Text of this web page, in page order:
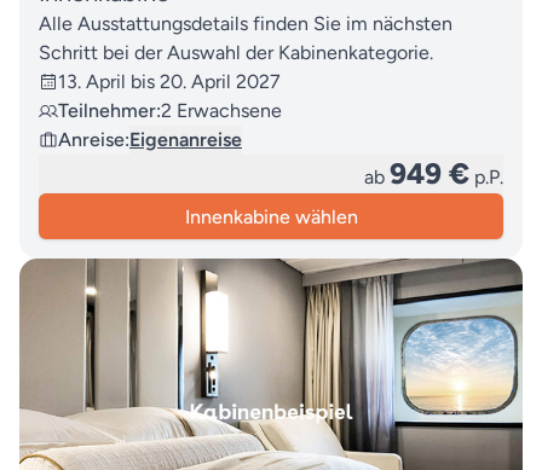
Alle Ausstattungsdetails finden Sie im nächsten
Schritt bei der Auswahl der Kabinenkategorie.
13. April bis 20. April 2027
Teilnehmer:2 Erwachsene
Anreise:Eigenanreise
ab 949 € p.P.
Innenkabine wählen